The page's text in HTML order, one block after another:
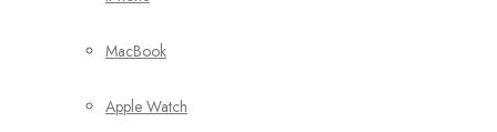
MacBook
Apple Watch